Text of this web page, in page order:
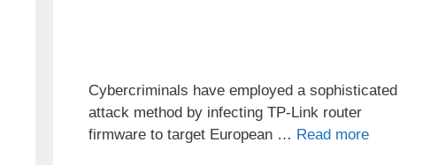
Cybercriminals have employed a sophisticated
attack method by infecting TP-Link router
firmware to target European … Read more